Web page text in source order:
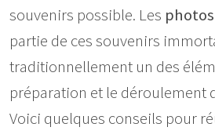
souvenirs possible. Les
partie de ces souvenirs
traditionnellement un des
préparation et le déroulement
Voici quelques conseils pour